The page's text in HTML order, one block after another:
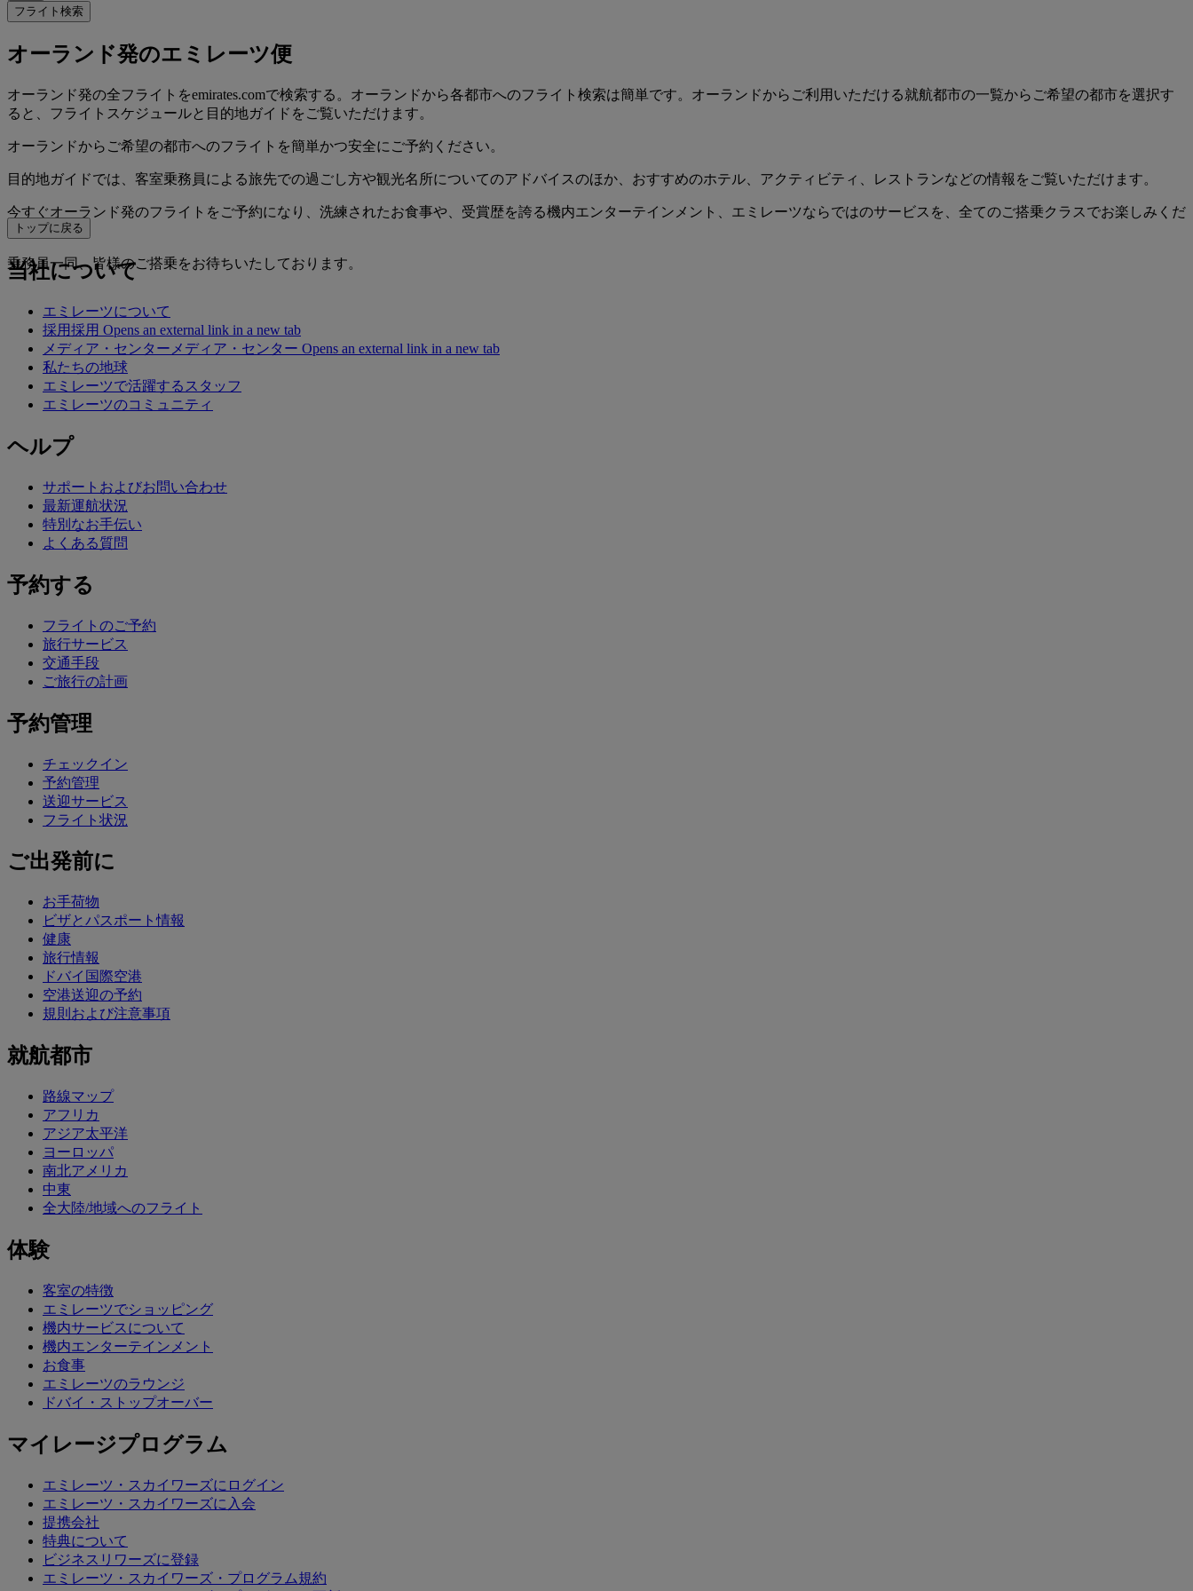
フライト検索
オーランド発のエミレーツ便
オーランド発の全フライトをemirates.comで検索する。オーランドから各都市へのフライト検索は簡単です。オーランドからご利用いただける就航都市の一覧からご希望の都市を選択す
ると、フライトスケジュールと目的地ガイドをご覧いただけます。
オーランドからご希望の都市へのフライトを簡単かつ安全にご予約ください。
目的地ガイドでは、客室乗務員による旅先での過ごし方や観光名所についてのアドバイスのほか、おすすめのホテル、アクティビティ、レストランなどの情報をご覧いただけます。
今すぐオーランド発のフライトをご予約になり、洗練されたお食事や、受賞歴を誇る機内エンターテインメント、エミレーツならではのサービスを、全てのご搭乗クラスでお楽しみくだ
さい。
乗務員一同、皆様のご搭乗をお待ちいたしております。
トップに戻る
当社について
エミレーツについて
採用採用 Opens an external link in a new tab
メディア・センター メディア・センター Opens an external link in a new tab
私たちの地球
エミレーツで活躍するスタッフ
エミレーツのコミュニティ
ヘルプ
サポートおよびお問い合わせ
最新運航状況
特別なお手伝い
よくある質問
予約する
フライトのご予約
旅行サービス
交通手段
ご旅行の計画
予約管理
チェックイン
予約管理
送迎サービス
フライト状況
ご出発前に
お手荷物
ビザとパスポート情報
健康
旅行情報
ドバイ国際空港
空港送迎の予約
規則および注意事項
就航都市
路線マップ
アフリカ
アジア太平洋
ヨーロッパ
南北アメリカ
中東
全大陸/地域へのフライト
体験
客室の特徴
エミレーツでショッピング
機内サービスについて
機内エンターテインメント
お食事
エミレーツのラウンジ
ドバイ・ストップオーバー
マイレージプログラム
エミレーツ・スカイワーズにログイン
エミレーツ・スカイワーズに入会
提携会社
特典について
ビジネスリワーズに登録
エミレーツ・スカイワーズ・プログラム規約